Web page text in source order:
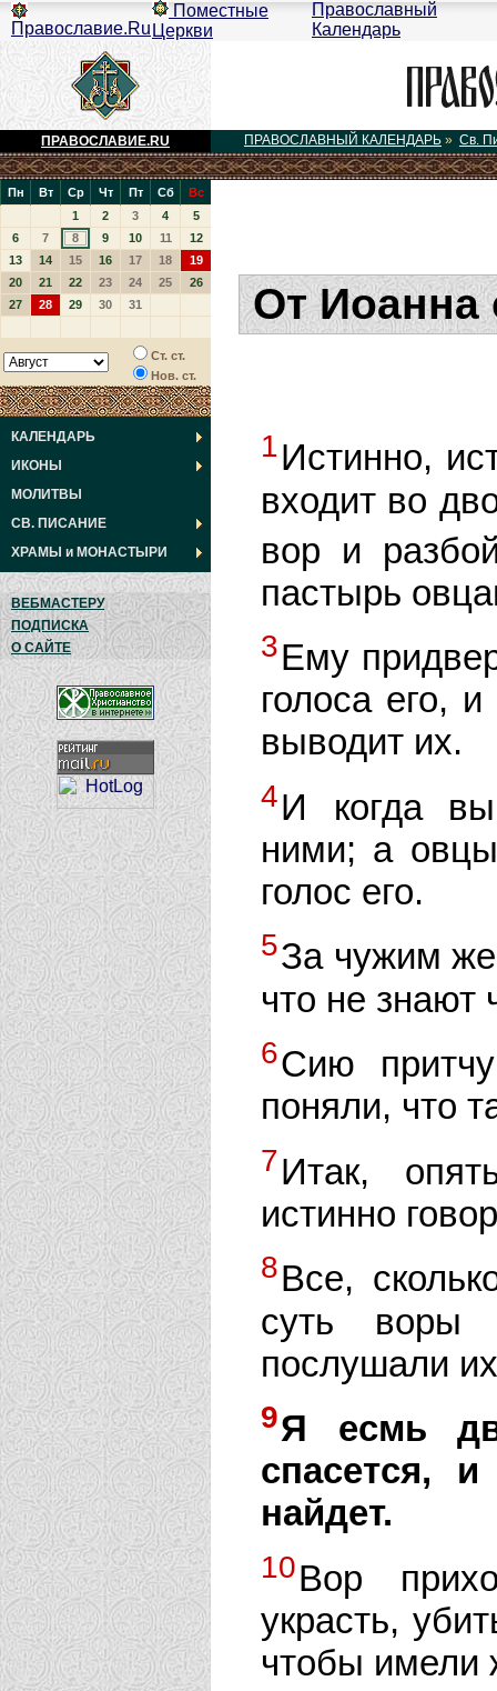
Православие.Ru
Поместные
Церкви
Православный
Календарь
ПРАВОСЛАВИЕ.RU ПРАВОСЛАВНЫЙ КАЛЕНДАРЬ » Св.
Пн Вт Ср Чт Пт Сб
Вс
1
2 3 4
5
6
7 8 9 10 11
12
13
14 15 16 17 18
19
20
21 22 23 24 25
26
27
28 29 30 31
Ст. ст.
Нов. ст.
КАЛЕНДАРЬ
ИКОНЫ
МОЛИТВЫ
СВ. ПИСАНИЕ
ХРАМЫ и МОНАСТЫРИ
ВЕБМАСТЕРУ
ПОДПИСКА
О САЙТЕ
От Иоанна
1Истинно,
входит во
вор и
пастырь
3Ему
голоса его,
выводит их.
4И когда
ними; а
голос его.
5За чужим же
что не знают
6Сию
поняли, что
7Итак,
истинно
8Все,
суть воры
послушали
9Я есмь
спасется,
найдет.
10Вор
украсть,
чтобы имели